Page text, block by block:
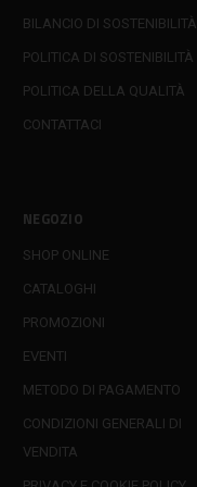
BILANCIO DI SOSTENIBILITÀ
POLITICA DI SOSTENIBILITÀ
POLITICA DELLA QUALITÀ
CONTATTACI
NEGOZIO
SHOP ONLINE
CATALOGHI
PROMOZIONI
EVENTI
METODO DI PAGAMENTO
CONDIZIONI GENERALI DI
VENDITA